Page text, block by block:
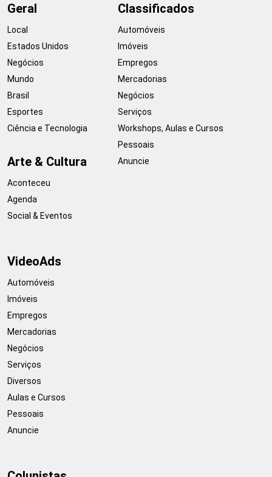
Geral
Local
Estados Unidos
Negócios
Mundo
Brasil
Esportes
Ciência e Tecnologia
Arte & Cultura
Aconteceu
Agenda
Social & Eventos
Classificados
Automóveis
Imóveis
Empregos
Mercadorias
Negócios
Serviços
Workshops, Aulas e Cursos
Pessoais
Anuncie
VideoAds
Automóveis
Imóveis
Empregos
Mercadorias
Negócios
Serviços
Diversos
Aulas e Cursos
Pessoais
Anuncie